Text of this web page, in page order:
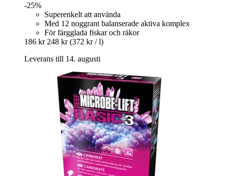
-25%
Superenkelt att använda
Med 12 noggrant balanserade aktiva komplex
För färgglada fiskar och räkor
186 kr 248 kr (372 kr / l)
Leverans till 14. augusti